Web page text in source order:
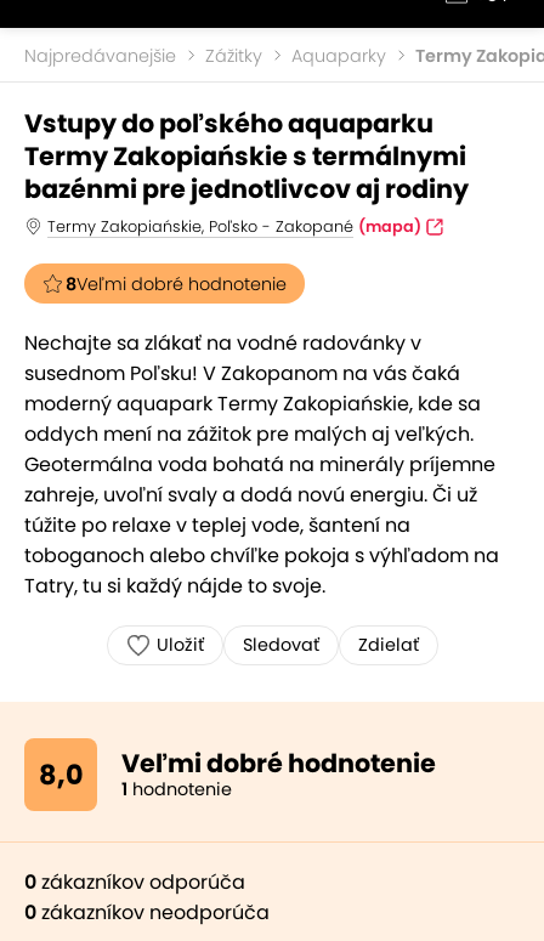
Najpredávanejšie Zážitky Aquaparky Termy
Vstupy do poľského aquaparku
Termy Zakopiańskie s termálnymi
bazénmi pre jednotlivcov aj rodiny
Termy Zakopiańskie, Poľsko - Zakopané (mapa)
8Veľmi dobré hodnotenie
Nechajte sa zlákať na vodné radovánky v
susednom Poľsku! V Zakopanom na vás čaká
moderný aquapark Termy Zakopiańskie, kde sa
oddych mení na zážitok pre malých aj veľkých.
Geotermálna voda bohatá na minerály príjemne
zahreje, uvoľní svaly a dodá novú energiu. Či už
túžite po relaxe v teplej vode, šantení na
toboganoch alebo chvíľke pokoja s výhľadom na
Tatry, tu si každý nájde to svoje.
Uložiť Sledovať Zdielať
8,0 Veľmi dobré hodnotenie
1 hodnotenie
0zákazníkov odporúča
0zákazníkov neodporúča